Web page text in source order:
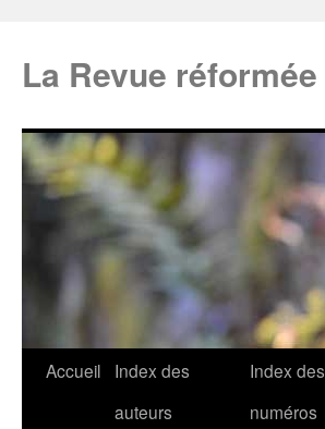
La Revue réformée
Accueil
Index des
auteurs
Index des
numéros